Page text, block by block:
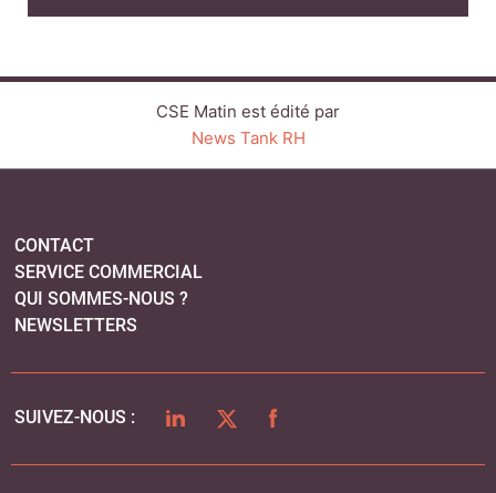
CSE Matin est édité par
News Tank RH
CONTACT
SERVICE COMMERCIAL
QUI SOMMES-NOUS ?
NEWSLETTERS
SUIVEZ-NOUS : LINKEDINTWITTERFACEBOOK